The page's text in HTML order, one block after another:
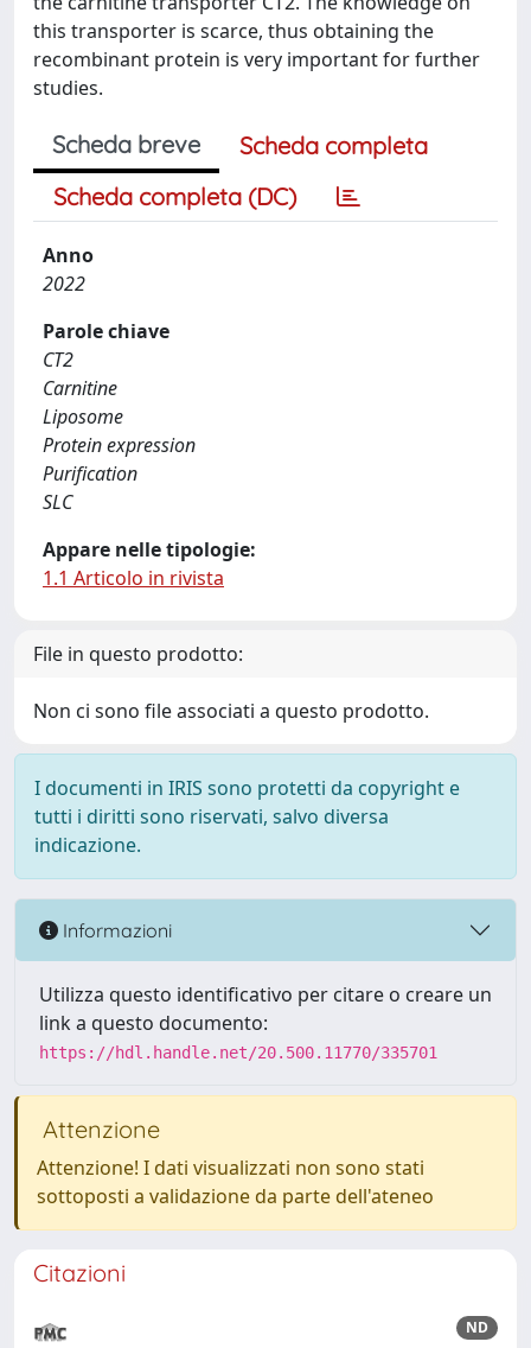
this transporter is scarce, thus obtaining the
recombinant protein is very important for further
studies.
Scheda breve
Scheda completa
Scheda completa (DC)
Anno
2022
Parole chiave
CT2
Carnitine
Liposome
Protein expression
Purification
SLC
Appare nelle tipologie:
1.1 Articolo in rivista
File in questo prodotto:
Non ci sono file associati a questo prodotto.
I documenti in IRIS sono protetti da copyright e
tutti i diritti sono riservati, salvo diversa
indicazione.
Informazioni
Utilizza questo identificativo per citare o creare un
link a questo documento:
https://hdl.handle.net/20.500.11770/335701
Attenzione
Attenzione! I dati visualizzati non sono stati
sottoposti a validazione da parte dell'ateneo
Citazioni
ND